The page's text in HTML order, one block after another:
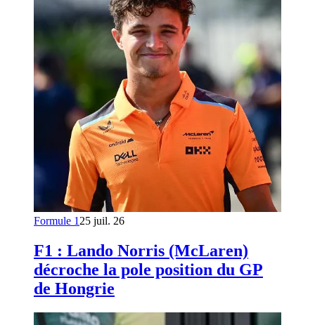
Formule 1 25 juil. 26
F1 : Lando Norris (McLaren)
décroche la pole position du GP
de Hongrie